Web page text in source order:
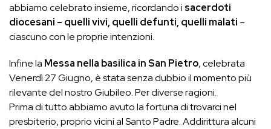
abbiamo celebrato insieme, ricordando i sacerdoti
diocesani – quelli vivi, quelli defunti, quelli malati –
ciascuno con le proprie intenzioni.
Infine la Messa nella basilica in San Pietro, celebrata
Venerdì 27 Giugno, è stata senza dubbio il momento più
rilevante del nostro Giubileo. Per diverse ragioni.
Prima di tutto abbiamo avuto la fortuna di trovarci nel
presbiterio, proprio vicini al Santo Padre. Addirittura alcuni